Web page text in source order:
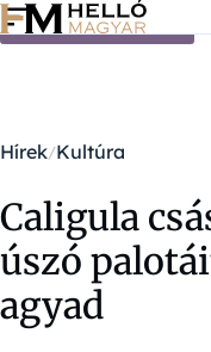
Ugrás a tartalomra
Hírek Kultúra
Caligula
úszó
agyad